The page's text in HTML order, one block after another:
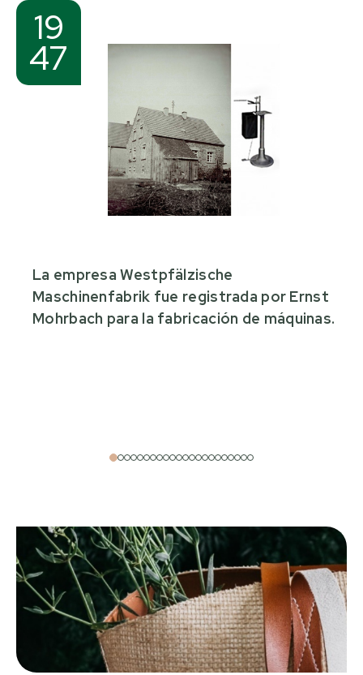
19
47
La empresa Westpfälzische
Maschinenfabrik fue registrada por Ernst
Mohrbach para la fabricación de máquinas.